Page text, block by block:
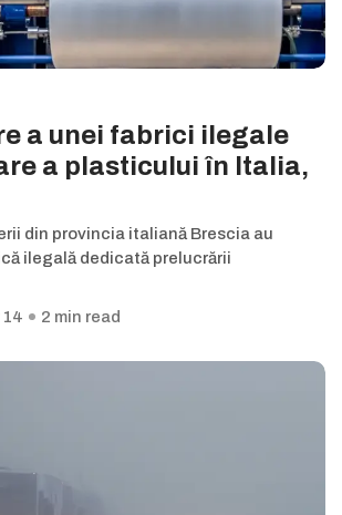
a unei fabrici ilegale
a plasticului în Italia,
din provincia italiană Brescia au
ilegală dedicată prelucrării
14 2 min read